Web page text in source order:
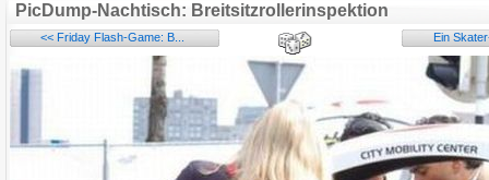
PicDump-Nachtisch: Breitsitzrollerinspektion
<< Friday Flash-Game: B... Ein